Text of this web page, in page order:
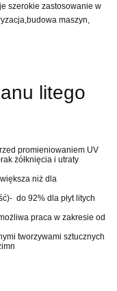
szerokie zastosowanie w
maszyn,
litego
promieniowaniem UV
żółknięcia i utraty
niż dla
do 92% dla płyt litych
praca w zakresie od
tworzywami sztucznych